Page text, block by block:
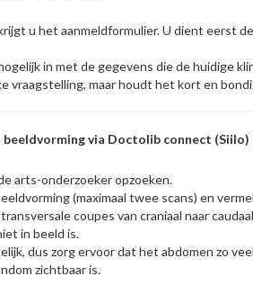
u het aanmeldformulier. U dient eerst
in met de gegevens die de huidige
vraagstelling, maar houdt het kort en
via Doctolib connect (Siilo)
arts-onderzoeker opzoeken.
(maximaal twee scans) en
coupes van craniaal naar
in beeld is.
dus zorg ervoor dat het abdomen zo
zichtbaar is.